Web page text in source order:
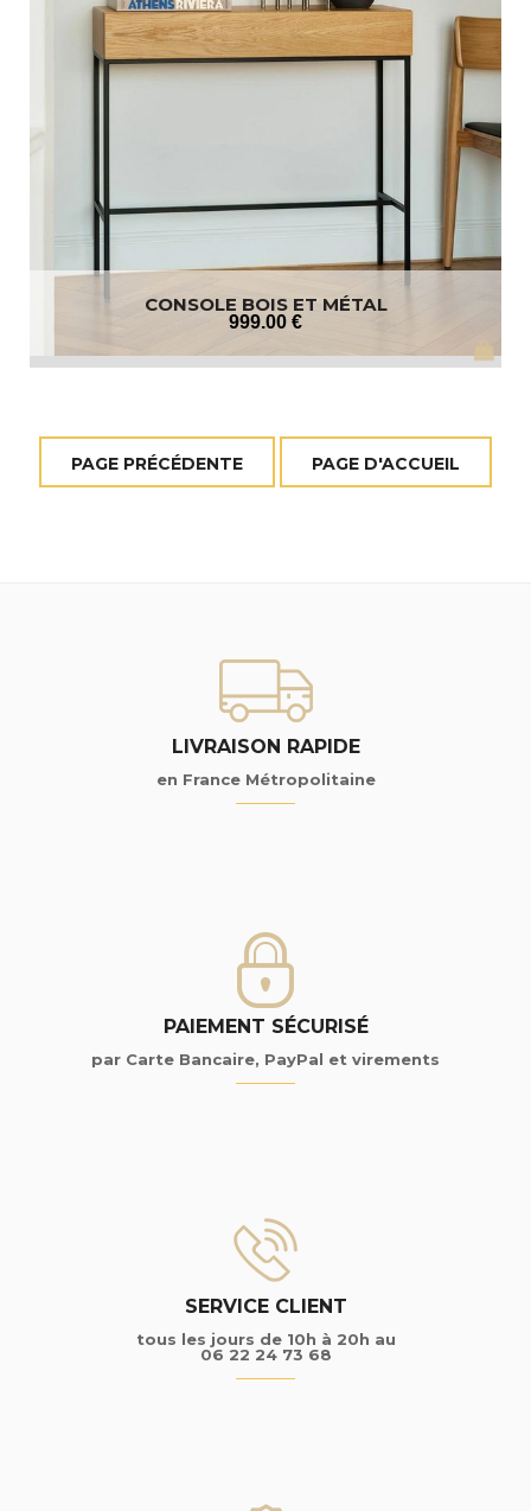
CONSOLE BOIS ET MÉTAL
999.00 €
LIVRAISON RAPIDE
en France Métropolitaine
PAIEMENT SÉCURISÉ
par Carte Bancaire, PayPal et virements
SERVICE CLIENT
tous les jours de 10h à 20h au
06 22 24 73 68